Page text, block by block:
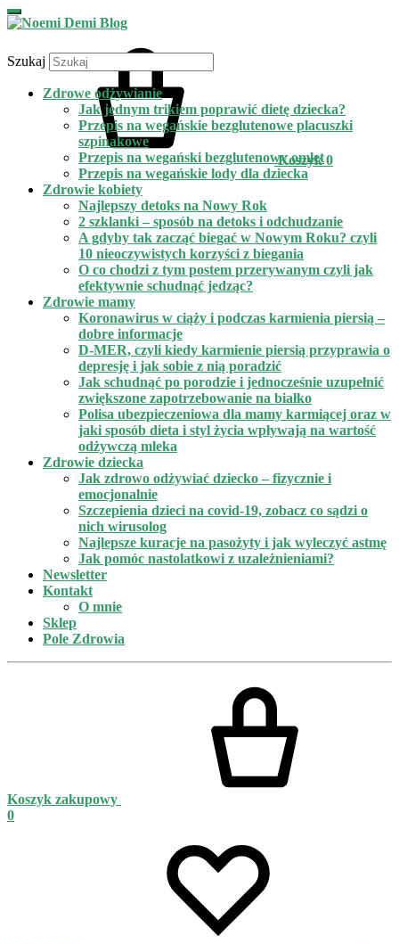
Koszyk 0
Szukaj
Zdrowe odżywianie
Jak jednym trikiem poprawić dietę dziecka?
Przepis na wegańskie bezglutenowe placuszki
szpinakowe
Przepis na wegański bezglutenowy omlet
Przepis na wegańskie lody dla dziecka
Zdrowie kobiety
Najlepszy detoks na Nowy Rok
2 szklanki – sposób na detoks i odchudzanie
A gdyby tak zacząć biegać w Nowym Roku? czyli
10 nieoczywistych korzyści z biegania
O co chodzi z tym postem przerywanym czyli jak
efektywnie schudnąć jedząc?
Zdrowie mamy
Koronawirus w ciąży i podczas karmienia piersią –
dobre informacje
D-MER, czyli kiedy karmienie piersią przyprawia o
depresję i jak sobie z nią poradzić
Jak schudnąć po porodzie i jednocześnie uzupełnić
zwiększone zapotrzebowanie na białko
Polisa ubezpieczeniowa dla mamy karmiącej oraz w
jaki sposób dieta i styl życia wpływają na wartość
odżywczą mleka
Zdrowie dziecka
Jak zdrowo odżywiać dziecko – fizycznie i
emocjonalnie
Szczepienia dzieci na covid-19, zobacz co sądzi o
nich wirusolog
Najlepsze kuracje na pasożyty i jak wyleczyć astmę
Jak pomóc nastolatkowi z uzależnieniami?
Newsletter
Kontakt
O mnie
Sklep
Pole Zdrowia
Koszyk zakupowy
0